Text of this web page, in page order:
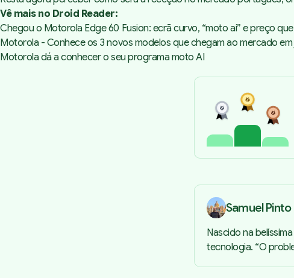
Vê mais no Droid Reader:
Chegou o Motorola Edge 60 Fusion: ecrã curvo, “moto ai” e preço
Motorola - Conhece os 3 novos modelos que chegam ao mercado em
Motorola dá a conhecer o seu programa moto AI
Samuel Pinto
Nascido na
tecnologia. “O